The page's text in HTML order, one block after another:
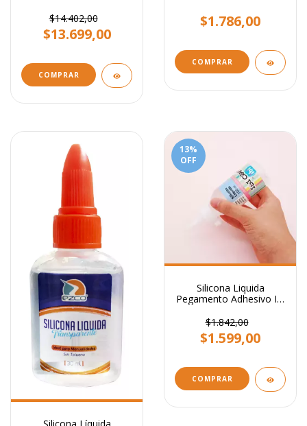
$14.402,00
$13.699,00
COMPRAR
CUADRICULADO
$1.786,00
COMPRAR
13%
OFF
Silicona Liquida
Pegamento Adhesivo Ibi
$1.842,00
$1.599,00
COMPRAR